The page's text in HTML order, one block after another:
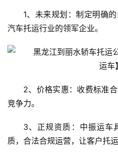
1、未来规划：制定明确
汽车托运行业的领军企业。
2、价格实惠：收费标准
竞争力。
3、正规资质：中振运车
质，合法合规运营，让客户托运